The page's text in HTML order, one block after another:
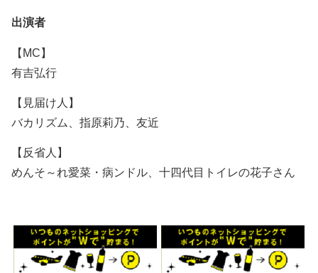
出演者
【MC】
有吉弘行
【見届け人】
バカリズム、指原莉乃、友近
【反省人】
めんそ～れ愛菜・病ンドル、十四代目トイレの花子さん